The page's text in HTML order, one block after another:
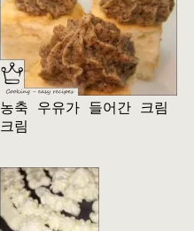
농축 우유가 들어간 크림
크림